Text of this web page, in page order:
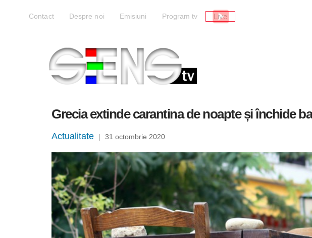
Contact Despre noi Emisiuni Program tv Live
Grecia extinde carantina de noapte și închide
Actualitate | 31 octombrie 2020